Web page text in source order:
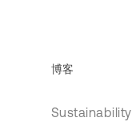
博客
Sustainability